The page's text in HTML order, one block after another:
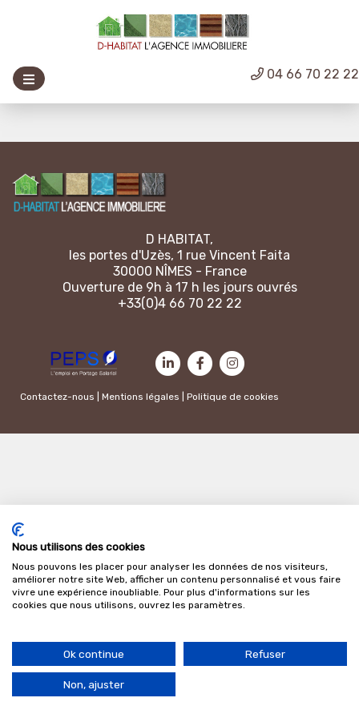
04 66 70 22 22
D HABITAT,
les portes d'Uzès, 1 rue Vincent Faita
30000 NÎMES - France
Ouverture de 9h à 17 h les jours ouvrés
+33(0)4 66 70 22 22
Contactez-nous |Mentions légales |Politique de cookies
Nous utilisons des cookies
Nous pouvons les placer pour analyser les données de nos visiteurs,
améliorer notre site Web, afficher un contenu personnalisé et vous faire
vivre une expérience inoubliable. Pour plus d'informations sur les
cookies que nous utilisons, ouvrez les paramètres.
Ok continue Refuser
Non, ajuster